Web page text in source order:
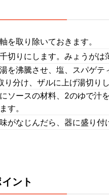
を取り除いておきます。
切りにします。みょうがは
を沸騰させ、塩、スパゲ
り分け、ザルに上げ湯切りし
ソースの材料、2のゆで汁
す。
がなじんだら、器に盛り付
ント